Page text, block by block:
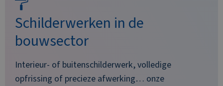
Schilderwerken in de
bouwsector
Interieur- of buitenschilderwerk, volledige
opfrissing of precieze afwerking… onze